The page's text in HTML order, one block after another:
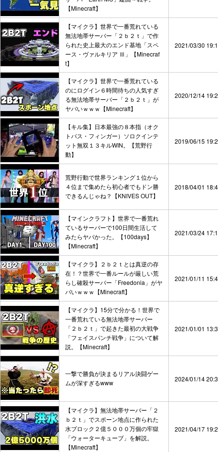
【Minecraft】
【マイクラ】世界で一番荒れている
無法地帯サーバー「２ｂ２ｔ」で作
られた史上最大のエンド基地「スペ
ース・ヴァルキリア Ⅲ」【Minecraf
t】
2021/03/30
【マイクラ】世界で一番荒れている
のにログイン６時間待ちの人気すぎ
る無法地帯サーバー「２ｂ２ｔ」が
ヤバいｗｗｗ【Minecraft】
2020/12/14
【キル集】日本最強の８本指（オク
トパス・フィンガー）ソロクインテ
ット無双１３キルWIN。【荒野行
動】
2019/06/15
荒野行動で世界ランキング１位から
４位まで集めたら初心者でもドン勝
できるんじゃね？【KNIVES OUT】
2018/04/01
【マインクラフト】世界で一番荒れ
ているサーバーで100日間生活して
みたらヤバかった。【100days】
【Minecraft】
2021/03/24
【マイクラ】２ｂ２ｔとは真逆の存
在！？世界で一番ルールが厳しい荒
らし確殺サーバー「Freedonia」がヤ
バいｗｗｗ【Minecraft】
2021/01/11
【マイクラ】15分で分かる！世界で
一番荒れている無法地帯サーバー
「２ｂ２ｔ」で起きた最初の大戦争
「フェイスパンチ戦争」について解
説。【Minecraft】
2021/01/01
一撃で勝負が決まるリアル決闘ゲー
ムが深すぎるwww
2024/01/14
【マイクラ】無法地帯サーバー「２
ｂ２ｔ」でスポーン地点に作られた
水ブロック２億５０００万個の牢獄
「ウォーターキューブ」を解説。
【Minecraft】
2021/04/17